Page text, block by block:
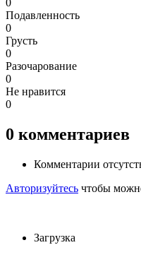
Подавленность
0
Грусть
0
Разочарование
0
Не нравится
0
0 комментариев
Комментарии
Авторизуйтесь чтобы
Загрузка